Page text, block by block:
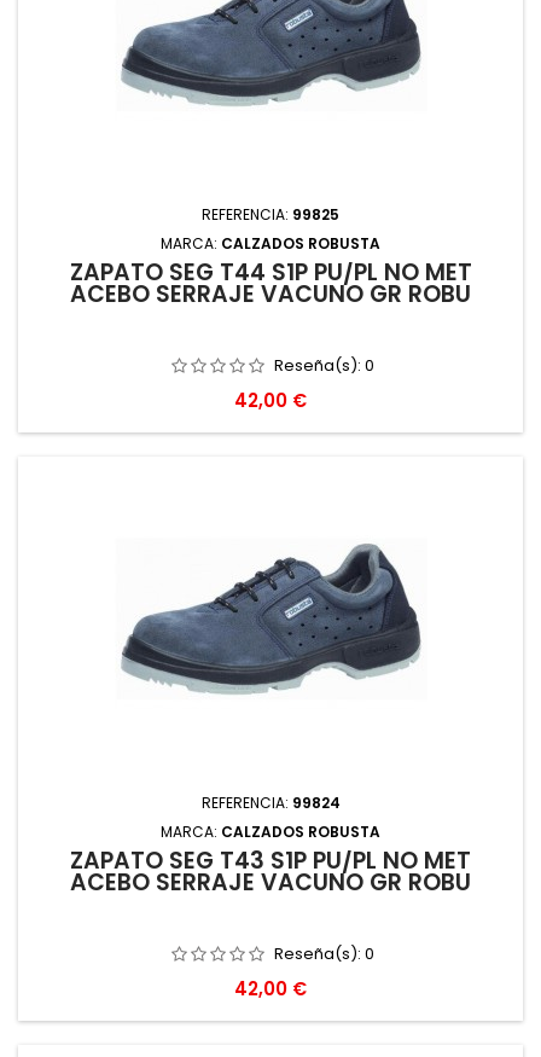
REFERENCIA: 99825
MARCA: CALZADOS ROBUSTA
ZAPATO SEG T44 S1P PU/PL NO MET
ACEBO SERRAJE VACUNO GR ROBU
Reseña(s): 0
Precio
42,00 €
REFERENCIA: 99824
MARCA: CALZADOS ROBUSTA
ZAPATO SEG T43 S1P PU/PL NO MET
ACEBO SERRAJE VACUNO GR ROBU
Reseña(s): 0
Precio
42,00 €